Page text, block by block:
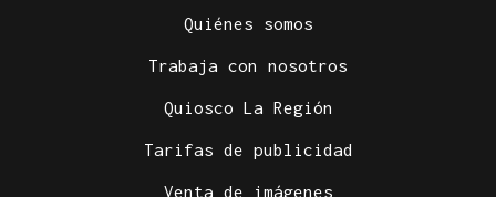
Quiénes somos
Trabaja con nosotros
Quiosco La Región
Tarifas de publicidad
Venta de imágenes